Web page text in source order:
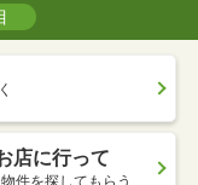
店に行って
件を探してもらう